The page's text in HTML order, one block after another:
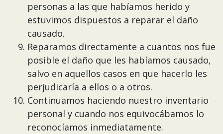
personas a las que habíamos herido y
estuvimos dispuestos a reparar el daño
causado.
Reparamos directamente a cuantos nos fue
posible el daño que les habíamos causado,
salvo en aquellos casos en que hacerlo les
perjudicaría a ellos o a otros.
Continuamos haciendo nuestro inventario
personal y cuando nos equivocábamos lo
reconocíamos inmediatamente.